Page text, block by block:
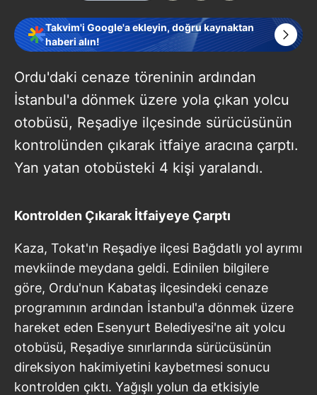
Takvim'i Google'a ekleyin, doğru kaynaktan
haberi alın!
Ordu'daki cenaze töreninin ardından
İstanbul'a dönmek üzere yola çıkan yolcu
otobüsü, Reşadiye ilçesinde sürücüsünün
kontrolünden çıkarak itfaiye aracına çarptı.
Yan yatan otobüsteki 4 kişi yaralandı.
Kontrolden Çıkarak İtfaiyeye Çarptı
Kaza, Tokat'ın Reşadiye ilçesi Bağdatlı yol ayrımı
mevkiinde meydana geldi. Edinilen bilgilere
göre, Ordu'nun Kabataş ilçesindeki cenaze
programının ardından İstanbul'a dönmek üzere
hareket eden Esenyurt Belediyesi'ne ait yolcu
otobüsü, Reşadiye sınırlarında sürücüsünün
direksiyon hakimiyetini kaybetmesi sonucu
kontrolden çıktı. Yağışlı yolun da etkisiyle